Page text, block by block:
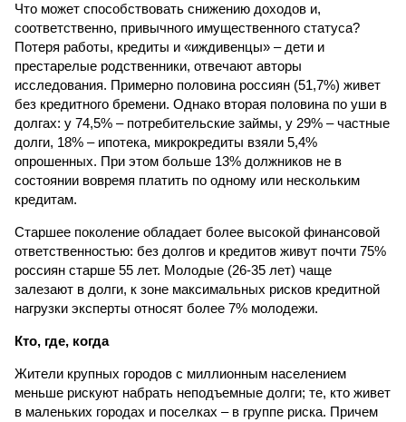
Что может способствовать снижению доходов и,
соответственно, привычного имущественного статуса?
Потеря работы, кредиты и «иждивенцы» – дети и
престарелые родственники, отвечают авторы
исследования. Примерно половина россиян (51,7%) живет
без кредитного бремени. Однако вторая половина по уши в
долгах: у 74,5% – потребительские займы, у 29% – частные
долги, 18% – ипотека, микрокредиты взяли 5,4%
опрошенных. При этом больше 13% должников не в
состоянии вовремя платить по одному или нескольким
кредитам.
Старшее поколение обладает более высокой финансовой
ответственностью: без долгов и кредитов живут почти 75%
россиян старше 55 лет. Молодые (26-35 лет) чаще
залезают в долги, к зоне максимальных рисков кредитной
нагрузки эксперты относят более 7% молодежи.
Кто, где, когда
Жители крупных городов с миллионным населением
меньше рискуют набрать неподъемные долги; те, кто живет
в маленьких городах и поселках – в группе риска. Причем